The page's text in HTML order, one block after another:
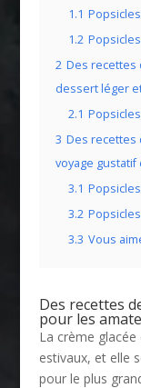
1.1
1.2
2 Des recettes
dessert léger
2.1
3 Des recettes
voyage gustatif
3.1
3.2
3.3 Vous
Des recettes
pour les
La crème
estivaux, et elle
pour le plus